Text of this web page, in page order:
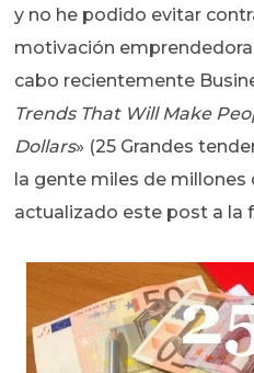
y no he podido evitar
motivación
cabo recientemente
Trends That Will Make
Dollars» (25 Grandes
la gente miles de millones
actualizado este post a la